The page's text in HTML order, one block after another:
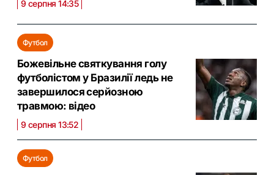
9 серпня 14:35
Футбол
Божевільне святкування голу
футболістом у Бразилії ледь не
завершилося серйозною
травмою: відео
9 серпня 13:52
Футбол